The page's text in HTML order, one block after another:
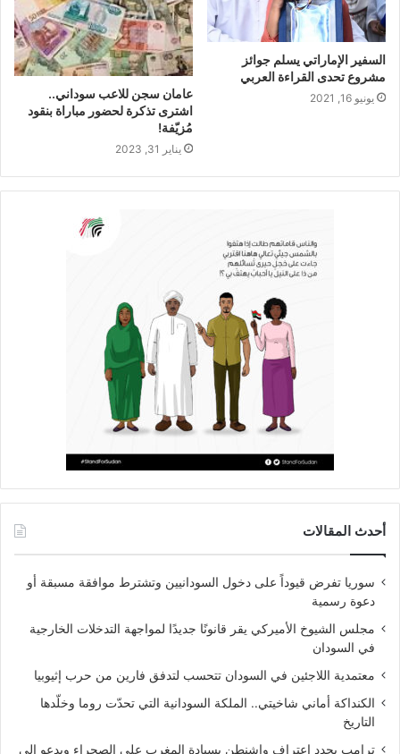
السفير الإماراتي يسلم جوائز
مشروع تحدى القراءة العربي
يونيو 16, 2021
عامان سجن للاعب سوداني..
اشترى تذكرة لحضور مباراة بنقود
مُزيّفة!
يناير 31, 2023
مجلس الشيوخ الأميركي يقر قانونًا جديدًا لمواجهة التدخلات الخارجية
في السودان
معتمدية اللاجئين في السودان تتحسب لتدفق فارين من حرب إثيوبيا
الكنداكة أماني شاخيتي.. الملكة السودانية التي تحدّت روما وخلّدها
ترامب يجدد اعتراف واشنطن بسيادة المغرب على الصحراء ويدعو إلى
إنهاء النزاع